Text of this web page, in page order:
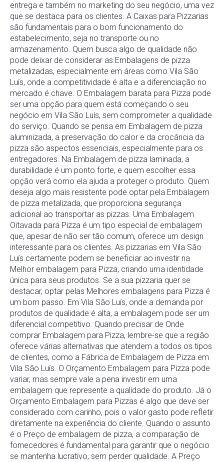
entrega e também no marketing do seu negócio, uma vez
que se destaca para os clientes. A Caixas para Pizzarias
são fundamentais para o bom funcionamento do
estabelecimento, seja no transporte ou no
armazenamento. Quem busca algo de qualidade não
pode deixar de considerar as Embalagens de pizza
metalizadas, especialmente em áreas como Vila São
Luís, onde a competitividade é alta e a diferenciação no
mercado é chave. O Embalagem barata para Pizza pode
ser uma opção para quem está começando o seu
negócio em Vila São Luís, sem comprometer a qualidade
do serviço. Quando se pensa em Embalagem de pizza
aluminizada, a preservação do calor e da crocância da
pizza são aspectos essenciais, especialmente para os
entregadores. Na Embalagem de pizza laminada, a
durabilidade é um ponto forte, e quem escolher essa
opção verá como ela ajuda a proteger o produto. Quem
deseja algo mais resistente pode optar pela Embalagem
de pizza metalizada, que proporciona segurança
adicional ao transportar as pizzas. Uma Embalagem
Oitavada para Pizza é um tipo especial de embalagem
que, apesar de não ser tão comum, oferece um design
interessante para os clientes. As pizzarias em Vila São
Luís certamente podem se beneficiar ao investir na
Melhor embalagem para Pizza, criando uma identidade
única para seus produtos. Se a sua pizzaria quer se
destacar, optar pelas Melhores embalagens para Pizza é
um bom passo. Em Vila São Luís, onde a demanda por
produtos de qualidade é alta, a embalagem pode ser um
diferencial competitivo. Quando precisar de Onde
comprar Embalagem para Pizza, lembre-se que a região
oferece várias alternativas que atendem a todos os tipos
de clientes, como a Fábrica de Embalagem de Pizza em
Vila São Luís. O Orçamento Embalagem para Pizza pode
variar, mas sempre vale a pena investir em uma
embalagem que represente a qualidade do produto. Já o
Orçamento Embalagem para Pizzas é algo que deve ser
considerado com carinho, pois o valor gasto pode refletir
diretamente na experiência do cliente. Quando o assunto
é o Preço de embalagem de pizza, a comparação de
fornecedores é fundamental para garantir que o negócio
se mantenha lucrativo, sem perder qualidade. A Preço